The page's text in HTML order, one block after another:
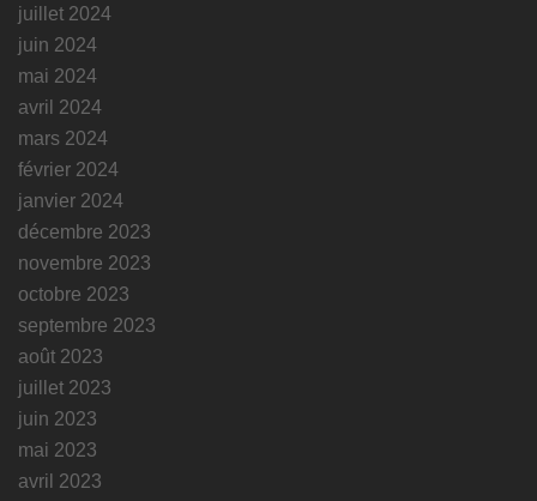
juillet 2024
juin 2024
mai 2024
avril 2024
mars 2024
février 2024
janvier 2024
décembre 2023
novembre 2023
octobre 2023
septembre 2023
août 2023
juillet 2023
juin 2023
mai 2023
avril 2023